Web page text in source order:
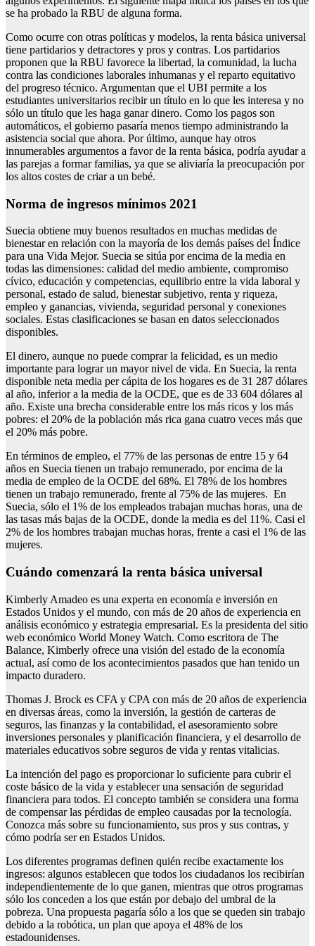
se ha probado la RBU de alguna forma.
Como ocurre con otras políticas y modelos, la renta básica universal
tiene partidarios y detractores y pros y contras. Los partidarios
proponen que la RBU favorece la libertad, la comunidad, la lucha
contra las condiciones laborales inhumanas y el reparto equitativo
del progreso técnico. Argumentan que el UBI permite a los
estudiantes universitarios recibir un título en lo que les interesa y no
sólo un título que les haga ganar dinero. Como los pagos son
automáticos, el gobierno pasaría menos tiempo administrando la
asistencia social que ahora. Por último, aunque hay otros
innumerables argumentos a favor de la renta básica, podría ayudar a
las parejas a formar familias, ya que se aliviaría la preocupación por
los altos costes de criar a un bebé.
Norma de ingresos mínimos 2021
Suecia obtiene muy buenos resultados en muchas medidas de
bienestar en relación con la mayoría de los demás países del Índice
para una Vida Mejor. Suecia se sitúa por encima de la media en
todas las dimensiones: calidad del medio ambiente, compromiso
cívico, educación y competencias, equilibrio entre la vida laboral y
personal, estado de salud, bienestar subjetivo, renta y riqueza,
empleo y ganancias, vivienda, seguridad personal y conexiones
sociales. Estas clasificaciones se basan en datos seleccionados
disponibles.
El dinero, aunque no puede comprar la felicidad, es un medio
importante para lograr un mayor nivel de vida. En Suecia, la renta
disponible neta media per cápita de los hogares es de 31 287 dólares
al año, inferior a la media de la OCDE, que es de 33 604 dólares al
año. Existe una brecha considerable entre los más ricos y los más
pobres: el 20% de la población más rica gana cuatro veces más que
el 20% más pobre.
En términos de empleo, el 77% de las personas de entre 15 y 64
años en Suecia tienen un trabajo remunerado, por encima de la
media de empleo de la OCDE del 68%. El 78% de los hombres
tienen un trabajo remunerado, frente al 75% de las mujeres. En
Suecia, sólo el 1% de los empleados trabajan muchas horas, una de
las tasas más bajas de la OCDE, donde la media es del 11%. Casi el
2% de los hombres trabajan muchas horas, frente a casi el 1% de las
mujeres.
Cuándo comenzará la renta básica universal
Kimberly Amadeo es una experta en economía e inversión en
Estados Unidos y el mundo, con más de 20 años de experiencia en
análisis económico y estrategia empresarial. Es la presidenta del sitio
web económico World Money Watch. Como escritora de The
Balance, Kimberly ofrece una visión del estado de la economía
actual, así como de los acontecimientos pasados que han tenido un
impacto duradero.
Thomas J. Brock es CFA y CPA con más de 20 años de experiencia
en diversas áreas, como la inversión, la gestión de carteras de
seguros, las finanzas y la contabilidad, el asesoramiento sobre
inversiones personales y planificación financiera, y el desarrollo de
materiales educativos sobre seguros de vida y rentas vitalicias.
La intención del pago es proporcionar lo suficiente para cubrir el
coste básico de la vida y establecer una sensación de seguridad
financiera para todos. El concepto también se considera una forma
de compensar las pérdidas de empleo causadas por la tecnología.
Conozca más sobre su funcionamiento, sus pros y sus contras, y
cómo podría ser en Estados Unidos.
Los diferentes programas definen quién recibe exactamente los
ingresos: algunos establecen que todos los ciudadanos los recibirían
independientemente de lo que ganen, mientras que otros programas
sólo los conceden a los que están por debajo del umbral de la
pobreza. Una propuesta pagaría sólo a los que se queden sin trabajo
debido a la robótica, un plan que apoya el 48% de los
estadounidenses.